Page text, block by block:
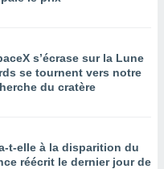
s’écrase sur la Lune
se tournent vers notre
du cratère
t-elle à la disparition du
réécrit le dernier jour de